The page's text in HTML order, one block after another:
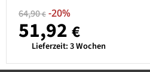
64,90€ -20%
51,92 €
Lieferzeit:3 Wochen